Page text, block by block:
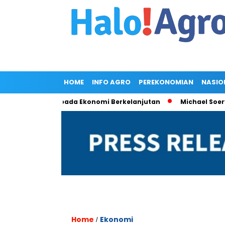
HOME INFO AGRO PEREKONOMIAN
pada Ekonomi Berkelanjutan Michael
Home / Ekonomi